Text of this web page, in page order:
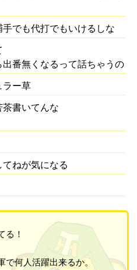
でも代打でもいけるしな
番無くなるって話ちゃうの
ラー草
書いてんな
ねが気になる
る！
で何人活躍出来るか。